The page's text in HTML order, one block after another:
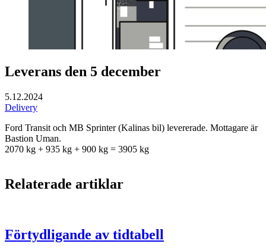
Leverans den 5 december
5.12.2024
Delivery
Ford Transit och MB Sprinter (Kalinas bil) levererade. Mottagare är
Bastion Uman.
2070 kg + 935 kg + 900 kg = 3905 kg
Relaterade artiklar
Förtydligande av tidtabell